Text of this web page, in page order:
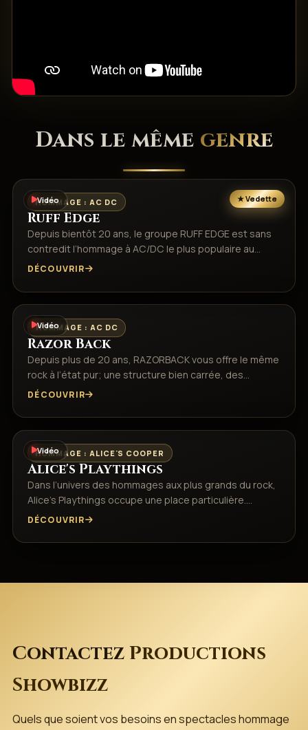
Dans le même genre
Vidéo
HOMMAGE : AC DC
Ruff Edge
Depuis bientôt 20 ans, le groupe RUFF EDGE est sans
contredit l’hommage à AC/DC le plus populaire au…
DÉCOUVRIR
Vidéo
HOMMAGE : AC DC
Razor Back
Depuis plus de 20 ans, RAZORBACK vous offre le même
rock à l’état pur; une structure bien carrée, des…
DÉCOUVRIR
Vidéo
HOMMAGE : ALICE'S COOPER
Alice's Playthings
Dans l’univers des hommages aux plus grands du rock,
Alice’s Playthings occupe une place particulière.…
DÉCOUVRIR
Contactez Productions
Showbizz
Quels que soient vos besoins en spectacles hommage